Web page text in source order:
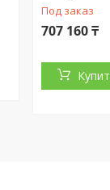
Под заказ
707 160 ₸